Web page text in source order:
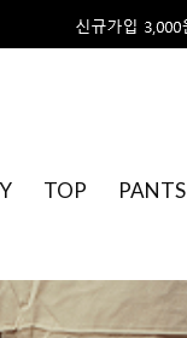
TOP PANTS